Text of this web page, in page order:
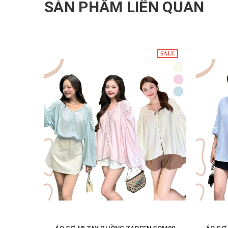
SẢN PHẨM LIÊN QUAN
SALE